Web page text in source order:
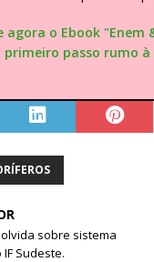
agora o Ebook
primeiro passo rumo à
sobre sistema
Sudeste.